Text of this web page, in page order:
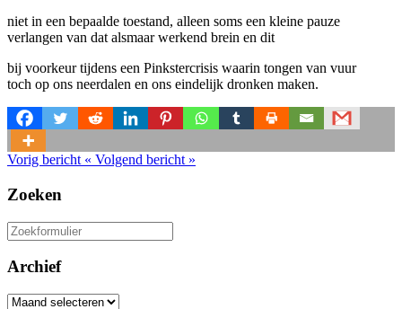
niet in een bepaalde toestand, alleen soms een kleine pauze
verlangen van dat alsmaar werkend brein en dit
bij voorkeur tijdens een Pinkstercrisis waarin tongen van vuur
toch op ons neerdalen en ons eindelijk dronken maken.
Vorig bericht « Volgend bericht »
Zoeken
Zoeken
naar:
Archief
Archief